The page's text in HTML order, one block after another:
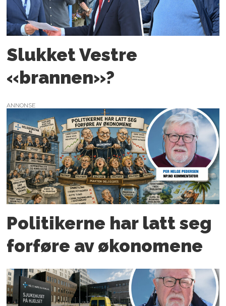
Slukket Vestre
«brannen»?
ANNONSE
Politikerne har latt seg
forføre av økonomene